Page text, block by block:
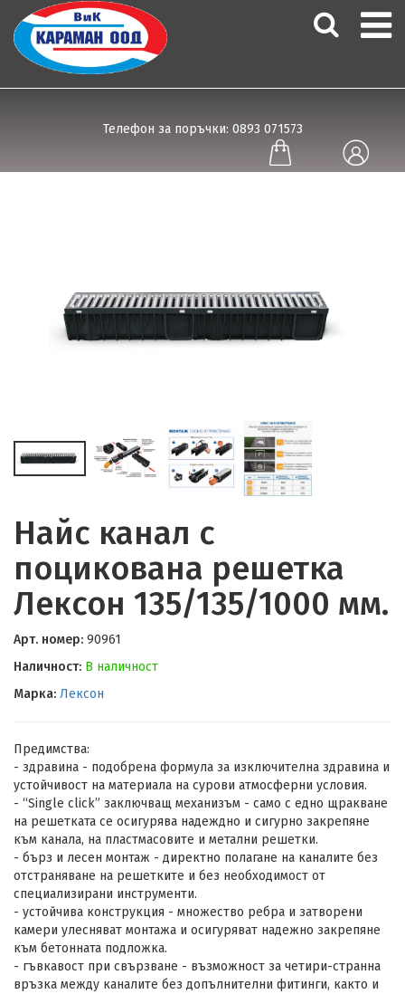
Телефон за поръчки: 0893 071573
Найс канал с
поцикована решетка
Лексон 135/135/1000 мм.
Арт. номер: 90961
Наличност: В наличност
Марка: Лексон
Предимства:
- здравина - подобрена формула за изключителна здравина и
устойчивост на материала на сурови атмосферни условия.
- “Single click” заключващ механизъм - само с едно щракване
на решетката се осигурява надеждно и сигурно закрепяне
към канала, на пластмасовите и метални решетки.
- бърз и лесен монтаж - директно полагане на каналите без
отстраняване на решетките и без необходимост от
специализирани инструменти.
- устойчива конструкция - множество ребра и затворени
камери улесняват монтажа и осигуряват надежно закрепяне
към бетонната подложка.
- гъвкавост при свързване - възможност за четири-странна
връзка между каналите без допълнителни фитинги, както и